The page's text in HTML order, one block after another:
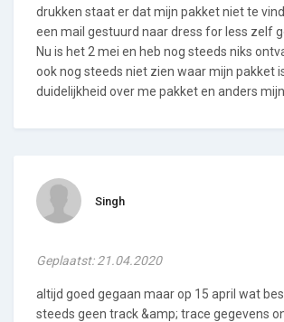
drukken staat er dat mijn pakket niet te
een mail gestuurd naar dress for less zelf
Nu is het 2 mei en heb nog steeds niks
ook nog steeds niet zien waar mijn pakket
duidelijkheid over me pakket en anders
Singh
Geplaatst: 21.04.2020
altijd goed gegaan maar op 15 april wat
steeds geen track &amp; trace gegevens